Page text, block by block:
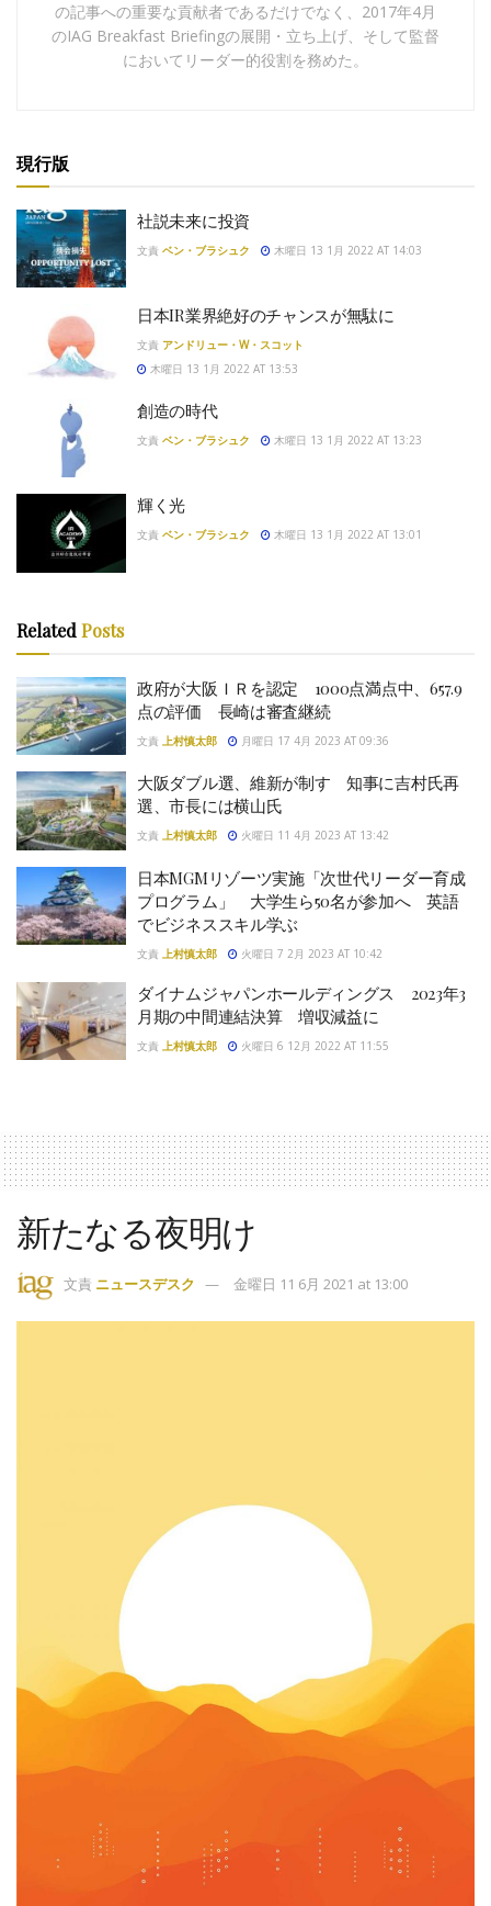
の記事への重要な貢献者であるだけでなく、2017年4月
のIAG Breakfast Briefingの展開・立ち上げ、そして監督
においてリーダー的役割を務めた。
現行版
社説未来に投資
文責 ベン・ブラシュク 木曜日 13 1月 2022 AT 14:03
日本IR業界絶好のチャンスが無駄に
文責 アンドリュー・W・スコット
木曜日 13 1月 2022 AT 13:53
創造の時代
文責 ベン・ブラシュク 木曜日 13 1月 2022 AT 13:23
輝く光
文責 ベン・ブラシュク 木曜日 13 1月 2022 AT 13:01
Related Posts
政府が大阪ＩＲを認定 1000点満点中、657.9
点の評価 長崎は審査継続
文責 上村慎太郎 月曜日 17 4月 2023 AT 09:36
大阪ダブル選、維新が制す 知事に吉村氏再
選、市長には横山氏
文責 上村慎太郎 火曜日 11 4月 2023 AT 13:42
日本MGMリゾーツ実施「次世代リーダー育成
プログラム」 大学生ら50名が参加へ 英語
でビジネススキル学ぶ
文責 上村慎太郎 火曜日 7 2月 2023 AT 10:42
ダイナムジャパンホールディングス 2023年3
月期の中間連結決算 増収減益に
文責 上村慎太郎 火曜日 6 12月 2022 AT 11:55
新たなる夜明け
文責 ニュースデスク 金曜日 11 6月 2021 at 13:00